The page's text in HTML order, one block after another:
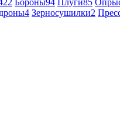
4 Зерносушилки2